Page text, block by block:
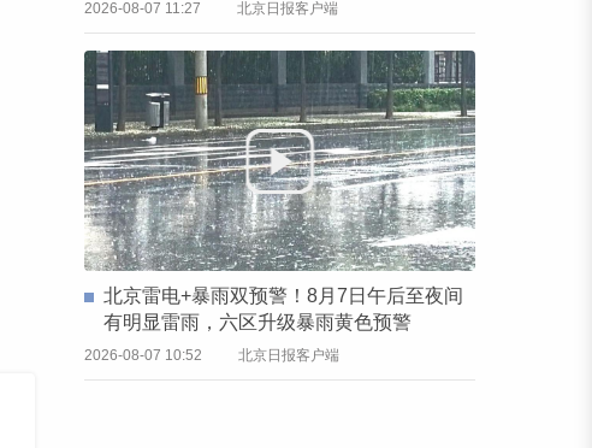
2026-08-07 11:27 北京日报客户端
北京雷电+暴雨双预警！8月7日午后至夜间
有明显雷雨，六区升级暴雨黄色预警
2026-08-07 10:52 北京日报客户端